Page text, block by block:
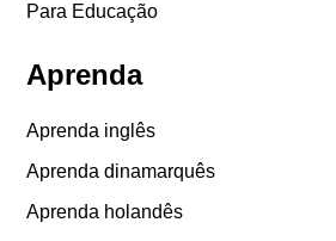
Para Educação
Aprenda
Aprenda inglês
Aprenda dinamarquês
Aprenda holandês